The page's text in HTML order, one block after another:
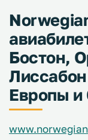
Бостон,
Лиссабон
Европы